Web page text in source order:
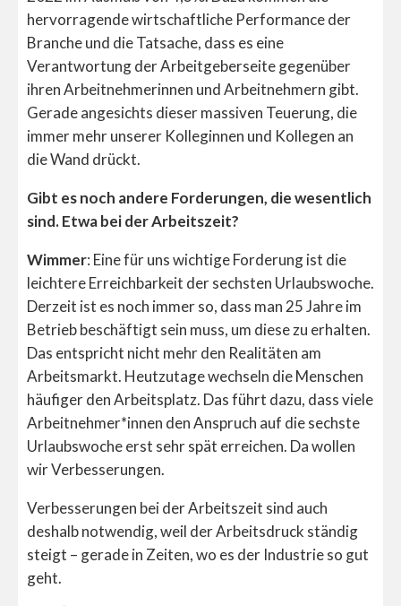
hervorragende wirtschaftliche Performance der
Branche und die Tatsache, dass es eine
Verantwortung der Arbeitgeberseite gegenüber
ihren Arbeitnehmerinnen und Arbeitnehmern gibt.
Gerade angesichts dieser massiven Teuerung, die
immer mehr unserer Kolleginnen und Kollegen an
die Wand drückt.
Gibt es noch andere Forderungen, die wesentlich
sind. Etwa bei der Arbeitszeit?
Wimmer: Eine für uns wichtige Forderung ist die
leichtere Erreichbarkeit der sechsten Urlaubswoche.
Derzeit ist es noch immer so, dass man 25 Jahre im
Betrieb beschäftigt sein muss, um diese zu erhalten.
Das entspricht nicht mehr den Realitäten am
Arbeitsmarkt. Heutzutage wechseln die Menschen
häufiger den Arbeitsplatz. Das führt dazu, dass viele
Arbeitnehmer*innen den Anspruch auf die sechste
Urlaubswoche erst sehr spät erreichen. Da wollen
wir Verbesserungen.
Verbesserungen bei der Arbeitszeit sind auch
deshalb notwendig, weil der Arbeitsdruck ständig
steigt – gerade in Zeiten, wo es der Industrie so gut
geht.